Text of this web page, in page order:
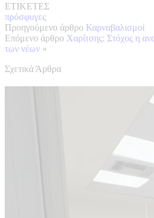
ΕΤΙΚΕΤΕΣ
πρόσφυγες
Προηγούμενο άρθρο Καρναβαλισμοί
Επόμενο άρθρο Χαρίτσης: Στόχος η
των νέων »
Σχετικά Άρθρα